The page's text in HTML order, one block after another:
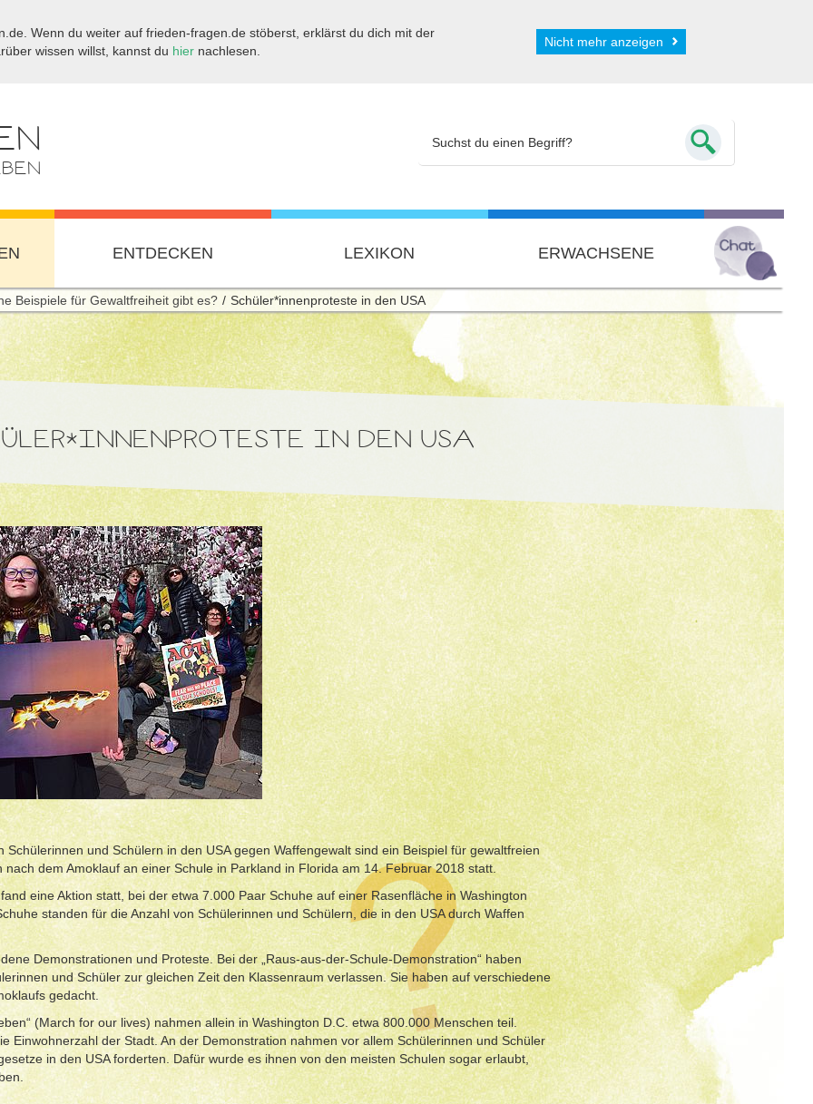
Wenn du weiter auf frieden-fragen.de stöberst, erklärst du dich mit der
wissen willst, kannst du hier nachlesen.
Nicht mehr anzeigen
ENTDECKEN LEXIKON ERWACHSENE
Beispiele für Gewaltfreiheit gibt es? Schüler*innenproteste in den USA
IN DEN USA
Schülerinnen und Schülern in den USA gegen Waffengewalt sind ein Beispiel für gewaltfreien
nach dem Amoklauf an einer Schule in Parkland in Florida am 14. Februar 2018 statt.
eine Aktion statt, bei der etwa 7.000 Paar Schuhe auf einer Rasenfläche in Washington
standen für die Anzahl von Schülerinnen und Schülern, die in den USA durch Waffen
Demonstrationen und Proteste. Bei der „Raus-aus-der-Schule-Demonstration“ haben
und Schüler zur gleichen Zeit den Klassenraum verlassen. Sie haben auf verschiedene
gedacht.
(March for our lives) nahmen allein in Washington D.C. etwa 800.000 Menschen teil.
Einwohnerzahl der Stadt. An der Demonstration nahmen vor allem Schülerinnen und Schüler
in den USA forderten. Dafür wurde es ihnen von den meisten Schulen sogar erlaubt,